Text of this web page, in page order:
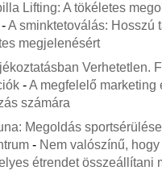
Lifting: A tökéletes
A sminktetoválás: Hosszú
megjelenésért
Verhetetlen.
-A megfelelő marketing
számára
Megoldás
- Nem valószínű,
étrendet összeállítani